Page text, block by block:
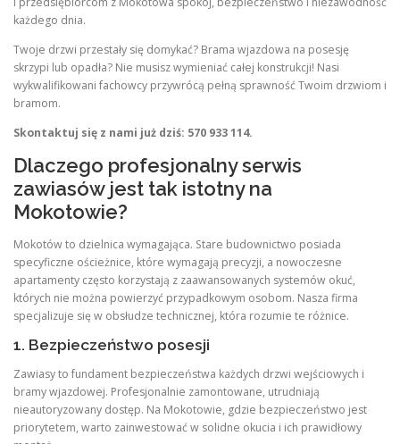
każdego dnia.
Twoje drzwi przestały się domykać? Brama wjazdowa na posesję
skrzypi lub opadła? Nie musisz wymieniać całej konstrukcji! Nasi
wykwalifikowani fachowcy przywrócą pełną sprawność Twoim drzwiom i
bramom.
Skontaktuj się z nami już dziś: 570 933 114.
Dlaczego profesjonalny serwis
zawiasów jest tak istotny na
Mokotowie?
Mokotów to dzielnica wymagająca. Stare budownictwo posiada
specyficzne ościeżnice, które wymagają precyzji, a nowoczesne
apartamenty często korzystają z zaawansowanych systemów okuć,
których nie można powierzyć przypadkowym osobom. Nasza firma
specjalizuje się w obsłudze technicznej, która rozumie te różnice.
1. Bezpieczeństwo posesji
Zawiasy to fundament bezpieczeństwa każdych drzwi wejściowych i
bramy wjazdowej. Profesjonalnie zamontowane, utrudniają
nieautoryzowany dostęp. Na Mokotowie, gdzie bezpieczeństwo jest
priorytetem, warto zainwestować w solidne okucia i ich prawidłowy